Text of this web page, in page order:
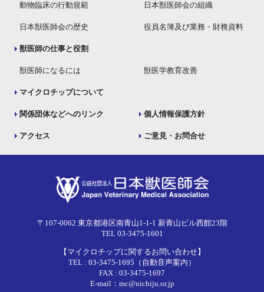
動物臨床の行動規範 日本獣医師会の組織
日本獣医師会の歴史 役員名簿及び業務・財務資料
獣医師の仕事と役割
獣医師になるには 獣医学教育改善
マイクロチップについて
関係団体などへのリンク 個人情報保護方針
アクセス ご意見・お問合せ
〒107-0062 東京都港区南青山1-1-1 新青山ビル西館23階
TEL 03-3475-1601
【マイクロチップに関するお問い合わせ】
TEL : 03-3475-1695（自動音声案内）
FAX : 03-3475-1697
E-mail：mc@nichiju.or.jp